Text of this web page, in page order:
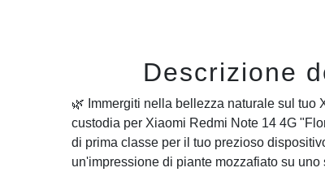
Descrizione
🌿 Immergiti nella bellezza naturale sul tuo
custodia per Xiaomi Redmi Note 14 4G
di prima classe per il tuo prezioso
un'impressione di piante mozzafiato su uno